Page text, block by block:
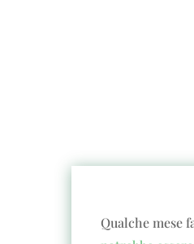
Qualche mese